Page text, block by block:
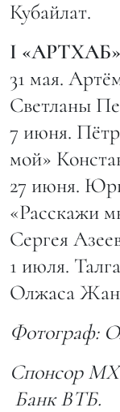
Кубайлат.
I
31 мая.
Светланы
7 июня.
мой»
27 июня.
«Расскажи
Сергея
1 июля.
Олжаса
Фотограф:
Спонсор
Банк ВТБ.